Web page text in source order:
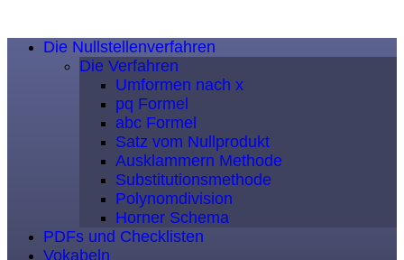
Die Nullstellenverfahren
Die Verfahren
Umformen nach x
pq Formel
abc Formel
Satz vom Nullprodukt
Ausklammern Methode
Substitutionsmethode
Polynomdivision
Horner Schema
PDFs und Checklisten
Vokabeln